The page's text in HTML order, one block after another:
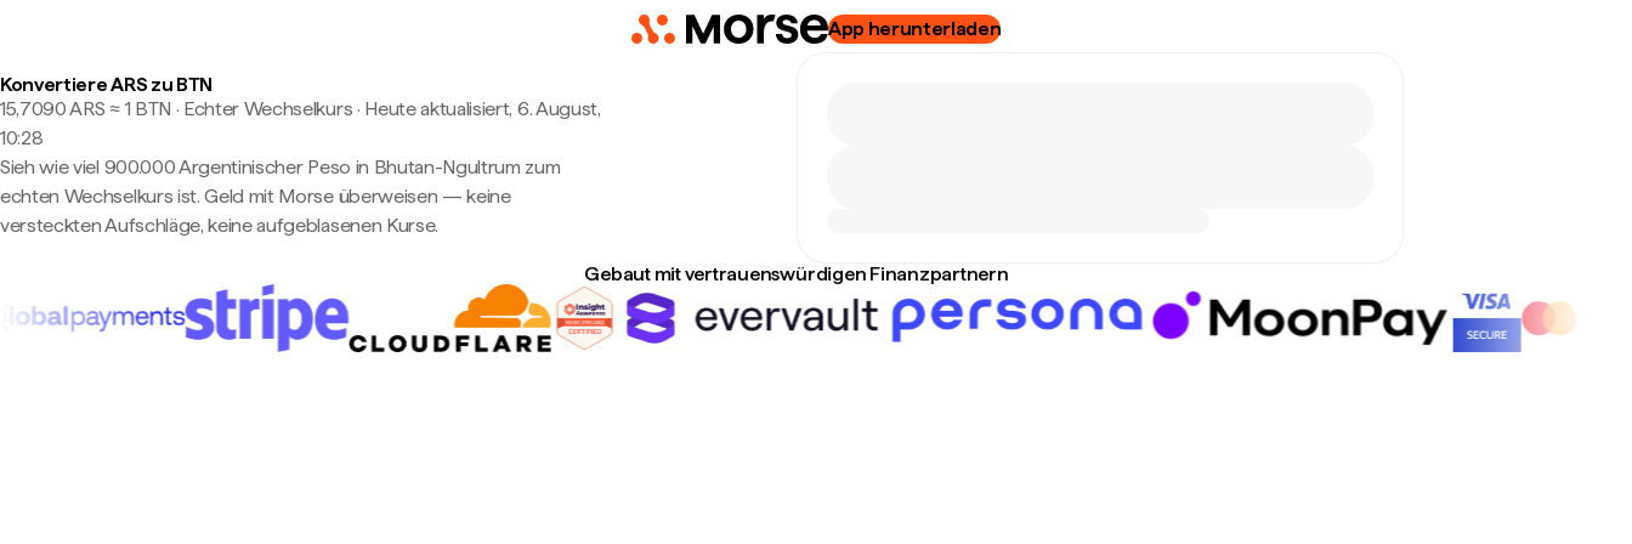
App herunterladen
Konvertiere ARS zu BTN
15,7090 ARS ≈ 1 BTN · Echter Wechselkurs · Heute aktualisiert, 6. August,
10:28
Sieh wie viel 900.000 Argentinischer Peso in Bhutan-Ngultrum zum
echten Wechselkurs ist. Geld mit Morse überweisen — keine
versteckten Aufschläge, keine aufgeblasenen Kurse.
Gebaut mit vertrauenswürdigen Finanzpartnern